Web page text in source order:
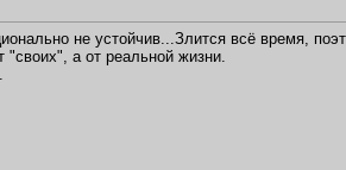
не устойчив...Злится всё время,
"своих", а от реальной жизни.